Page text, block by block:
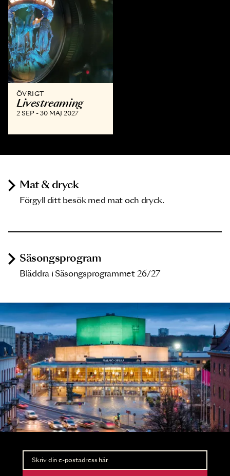
ÖVRIGT
Livestreaming
2 SEP - 30 MAJ 2027
Mat & dryck
Förgyll ditt besök med mat och dryck.
Säsongsprogram
Bläddra i Säsongsprogrammet 26/27
Nyhetsbrev
Ta del av förhandsinformation och biljettsläpp.